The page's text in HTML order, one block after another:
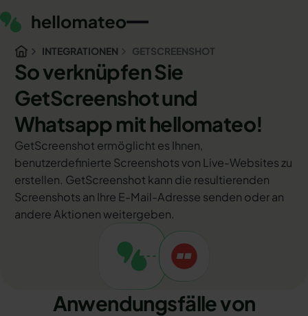
INTEGRATIONEN GETSCREENSHOT
So verknüpfen Sie
GetScreenshot und
Whatsapp mit hellomateo!
GetScreenshot ermöglicht es Ihnen,
benutzerdefinierte Screenshots von Live-Websites zu
erstellen. GetScreenshot kann die resultierenden
Screenshots an Ihre E-Mail-Adresse senden oder an
andere Aktionen weitergeben.
Anwendungsfälle von